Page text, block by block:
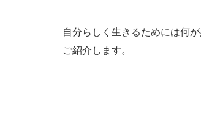
自分らしく生きるためには何
ご紹介します。